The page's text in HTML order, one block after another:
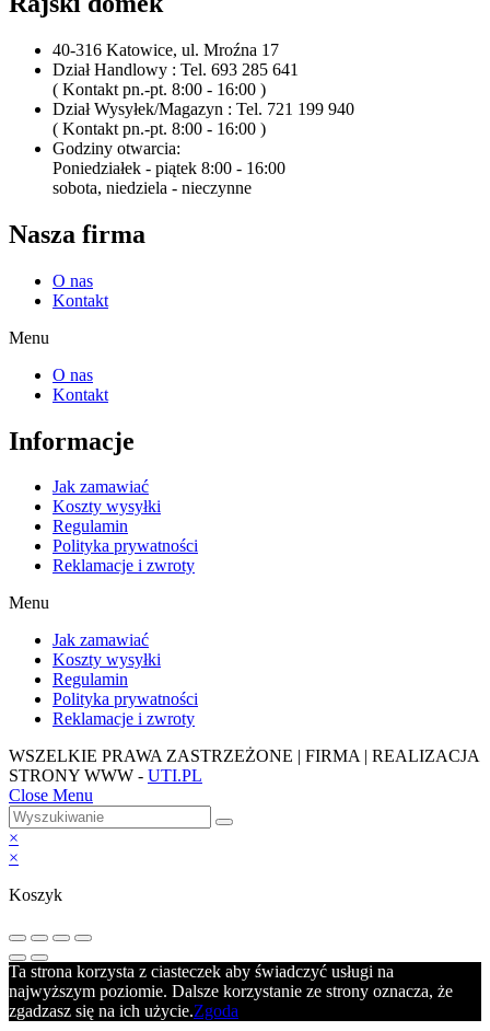
40-316 Katowice, ul. Mroźna 17
Dział Handlowy : Tel. 693 285 641
( Kontakt pn.-pt. 8:00 - 16:00 )
Dział Wysyłek/Magazyn : Tel. 721 199 940
( Kontakt pn.-pt. 8:00 - 16:00 )
Godziny otwarcia:
Poniedziałek - piątek 8:00 - 16:00
sobota, niedziela - nieczynne
Nasza firma
O nas
Kontakt
Menu
O nas
Kontakt
Informacje
Jak zamawiać
Koszty wysyłki
Regulamin
Polityka prywatności
Reklamacje i zwroty
Menu
Jak zamawiać
Koszty wysyłki
Regulamin
Polityka prywatności
Reklamacje i zwroty
WSZELKIE PRAWA ZASTRZEŻONE | FIRMA | REALIZACJA
STRONY WWW - UTI.PL
Close Menu
×
×
Koszyk
Ta strona korzysta z ciasteczek aby świadczyć usługi na
najwyższym poziomie. Dalsze korzystanie ze strony oznacza, że
zgadzasz się na ich użycie.Zgoda